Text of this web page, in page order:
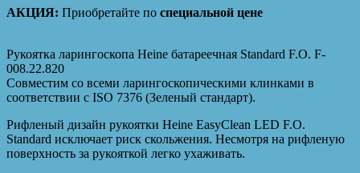
АКЦИЯ: Приобретайте по специальной цене
Рукоятка ларингоскопа Heine батареечная Standard F.O. F-
008.22.820
Совместим со всеми ларингоскопическими клинками в
соответствии с ISO 7376 (Зеленый стандарт).
Рифленый дизайн рукоятки Heine EasyClean LED F.O.
Standard исключает риск скольжения. Несмотря на рифленую
поверхность за рукояткой легко ухаживать.